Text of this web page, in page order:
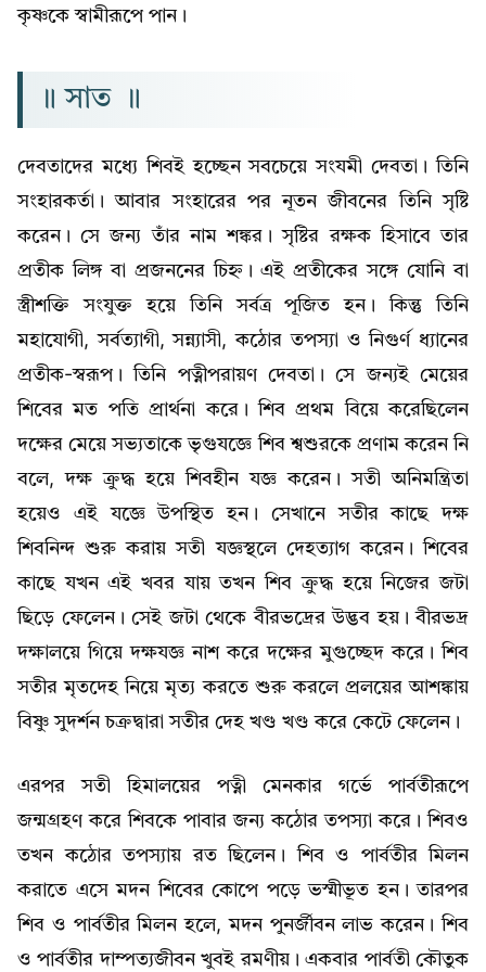
কৃষ্ণকে স্বামীরূপে পান।
॥ সাত ॥
দেবতাদের মধ্যে শিবই হচ্ছেন সবচেয়ে সংযমী দেবতা। তিনি
সংহারকর্তা। আবার সংহারের পর নূতন জীবনের তিনি সৃষ্টি
করেন। সে জন্য তাঁর নাম শঙ্কর। সৃষ্টির রক্ষক হিসাবে তার
প্রতীক লিঙ্গ বা প্রজননের চিহ্ন। এই প্রতীকের সঙ্গে যোনি বা
স্ত্রীশক্তি সংযুক্ত হয়ে তিনি সর্বত্র পূজিত হন। কিন্তু তিনি
মহাযোগী, সর্বত্যাগী, সন্ন্যাসী, কঠোর তপস্যা ও নিগুৰ্ণ ধ্যানের
প্রতীক-স্বরূপ। তিনি পত্নীপরায়ণ দেবতা। সে জন্যই মেয়ের
শিবের মত পতি প্রার্থনা করে। শিব প্রথম বিয়ে করেছিলেন
দক্ষের মেয়ে সভ্যতাকে ভৃগুযজ্ঞে শিব শ্বশুরকে প্রণাম করেন নি
বলে, দক্ষ ক্রুদ্ধ হয়ে শিবহীন যজ্ঞ করেন। সতী অনিমন্ত্রিতা
হয়েও এই যজ্ঞে উপস্থিত হন। সেখানে সতীর কাছে দক্ষ
শিবনিন্দ শুরু করায় সতী যজ্ঞস্থলে দেহত্যাগ করেন। শিবের
কাছে যখন এই খবর যায় তখন শিব ক্রুদ্ধ হয়ে নিজের জটা
ছিড়ে ফেলেন। সেই জটা থেকে বীরভদ্রের উদ্ভব হয়। বীরভদ্র
দক্ষালয়ে গিয়ে দক্ষযজ্ঞ নাশ করে দক্ষের মুগুচ্ছেদ করে। শিব
সতীর মৃতদেহ নিয়ে মৃত্য করতে শুরু করলে প্রলয়ের আশঙ্কায়
বিষ্ণু সুদৰ্শন চক্রদ্বারা সতীর দেহ খণ্ড খণ্ড করে কেটে ফেলেন।
এরপর সতী হিমালয়ের পত্নী মেনকার গর্ভে পার্বতীরূপে
জন্মগ্রহণ করে শিবকে পাবার জন্য কঠোর তপস্যা করে। শিবও
তখন কঠোর তপস্যায় রত ছিলেন। শিব ও পার্বতীর মিলন
করাতে এসে মদন শিবের কোপে পড়ে ভস্মীভূত হন। তারপর
শিব ও পার্বতীর মিলন হলে, মদন পুনর্জীবন লাভ করেন। শিব
ও পার্বতীর দাম্পত্যজীবন খুবই রমণীয়। একবার পার্বতী কৌতুক